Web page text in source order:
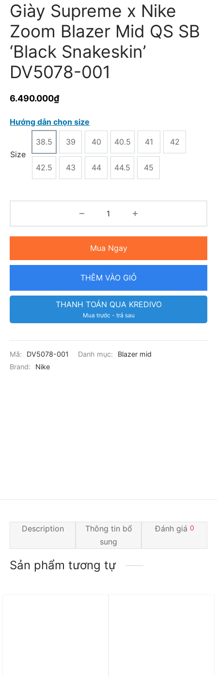
Giày Supreme x Nike
Zoom Blazer Mid QS SB
‘Black Snakeskin’
DV5078-001
6.490.000₫
Hướng dẫn chọn size
Size
38.5 39 40 40.5 41 42
42.5 43 44 44.5 45
Mua Ngay
THÊM VÀO GIỎ
THANH TOÁN QUA KREDIVO
Mua trước - trả sau
Mã: DV5078-001 Danh mục:
Blazer mid
Brand:
Nike
Description
Thông tin bổ
sung
Đánh giá 0
Sản phẩm tương tự